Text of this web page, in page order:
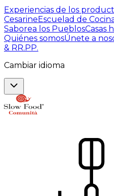
Experiencias de los
CesarineEscuelad de
Saborea los PueblosCasas
Quiénes somosÚnete a
& RR.PP.
Cambiar idioma